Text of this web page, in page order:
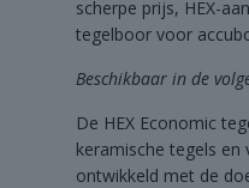
scherpe prijs, HEX-
tegelboor voor
Beschikbaar in de
De HEX Economic
keramische tegels
ontwikkeld met de